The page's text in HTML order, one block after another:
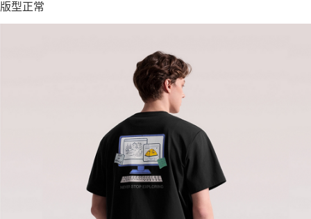
版型正常